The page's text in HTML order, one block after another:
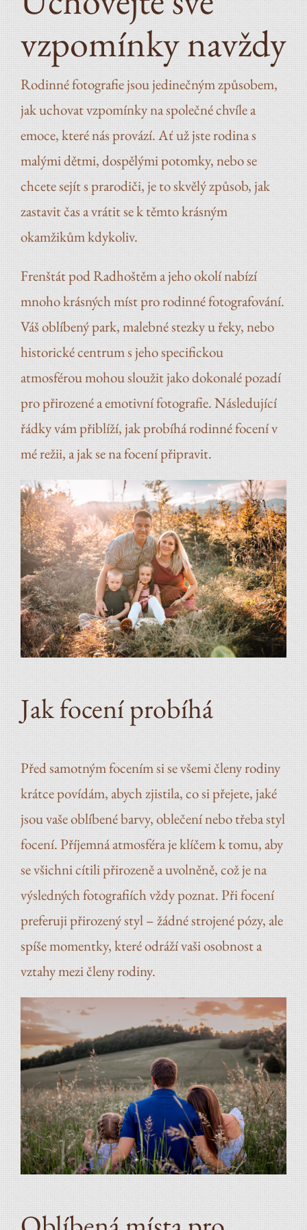
vzpomínky navždy
Rodinné fotografie jsou jedinečným způsobem,
jak uchovat vzpomínky na společné chvíle a
emoce, které nás provází. Ať už jste rodina s
malými dětmi, dospělými potomky, nebo se
chcete sejít s prarodiči, je to skvělý způsob, jak
zastavit čas a vrátit se k těmto krásným
okamžikům kdykoliv.
Frenštát pod Radhoštěm a jeho okolí nabízí
mnoho krásných míst pro rodinné fotografování.
Váš oblíbený park, malebné stezky u řeky, nebo
historické centrum s jeho specifickou
atmosférou mohou sloužit jako dokonalé pozadí
pro přirozené a emotivní fotografie. Následující
řádky vám přiblíží, jak probíhá rodinné focení v
mé režii, a jak se na focení připravit.
Jak focení probíhá
Před samotným focením si se všemi členy rodiny
krátce povídám, abych zjistila, co si přejete, jaké
jsou vaše oblíbené barvy, oblečení nebo třeba styl
focení. Příjemná atmosféra je klíčem k tomu, aby
se všichni cítili přirozeně a uvolněně, což je na
výsledných fotografiích vždy poznat. Při focení
preferuji přirozený styl – žádné strojené pózy, ale
spíše momentky, které odráží vaši osobnost a
vztahy mezi členy rodiny.